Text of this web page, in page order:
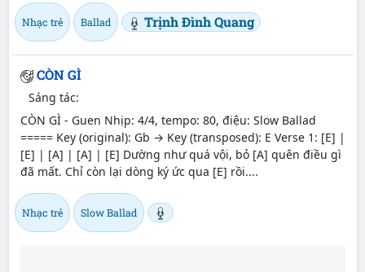
Nhạc trẻ Ballad Trịnh Đình Quang
CÒN GÌ
Sáng tác:
CÒN GÌ - Guen Nhịp: 4/4, tempo: 80, điệu: Slow Ballad
===== Key (original): Gb → Key (transposed): E Verse 1: [E] |
[E] | [A] | [A] | [E] Dường như quá vội, bỏ [A] quên điều gì
đã mất. Chỉ còn lại dòng ký ức qua [E] rồi....
Nhạc trẻ Slow Ballad